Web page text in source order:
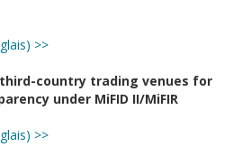
>>
country trading venues for
under MiFID II/MiFIR
>>